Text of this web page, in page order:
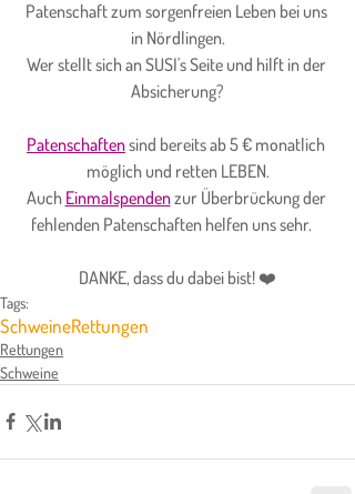
Patenschaft zum sorgenfreien Leben bei uns
in Nördlingen.
Wer stellt sich an SUSI's Seite und hilft in der
Absicherung?
Patenschaften sind bereits ab 5 € monatlich
möglich und retten LEBEN.
Auch Einmalspenden zur Überbrückung der
fehlenden Patenschaften helfen uns sehr.
DANKE, dass du dabei bist! ❤️
Tags:
SchweineRettungen
Rettungen
Schweine